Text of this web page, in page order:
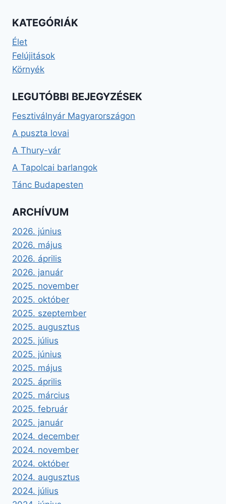
KATEGÓRIÁK
Élet
Felújitások
Környék
LEGUTÓBBI BEJEGYZÉSEK
Fesztiválnyár Magyarországon
A puszta lovai
A Thury-vár
A Tapolcai barlangok
Tánc Budapesten
ARCHÍVUM
2026. június
2026. május
2026. április
2026. január
2025. november
2025. október
2025. szeptember
2025. augusztus
2025. július
2025. június
2025. május
2025. április
2025. március
2025. február
2025. január
2024. december
2024. november
2024. október
2024. augusztus
2024. július